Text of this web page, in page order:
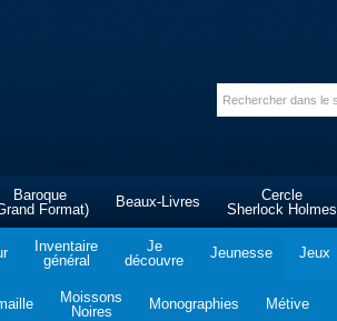
Baroque
Format)
Beaux-Livres
Cercle
Sherlock Holmes
Inventaire
général
Je
découvre
Jeunesse Jeux
Moissons
Noires
Monographies Métive